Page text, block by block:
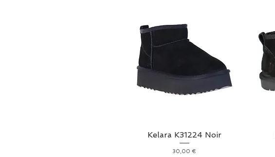
Kelara K31224 Noir
Prix
30,00 €